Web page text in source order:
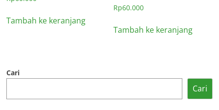
Tambah ke keranjang
Rp60.000
Tambah ke keranjang
Cari
Cari